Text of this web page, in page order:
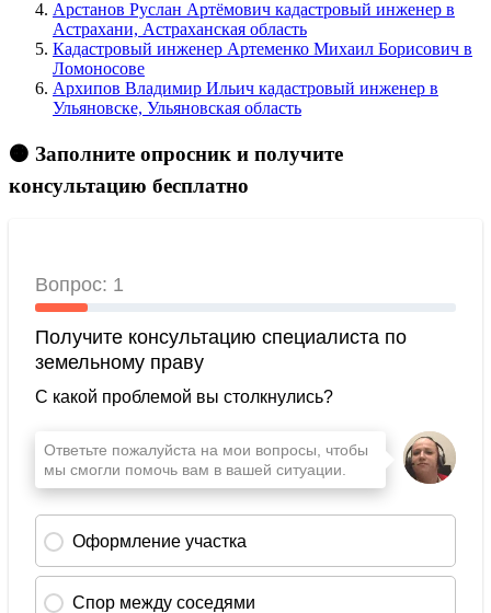
Арстанов Руслан Артёмович кадастровый инженер в
Астрахани, Астраханская область
Кадастровый инженер Артеменко Михаил Борисович в
Ломоносове
Архипов Владимир Ильич кадастровый инженер в
Ульяновске, Ульяновская область
🟠 Заполните опросник и получите
консультацию бесплатно